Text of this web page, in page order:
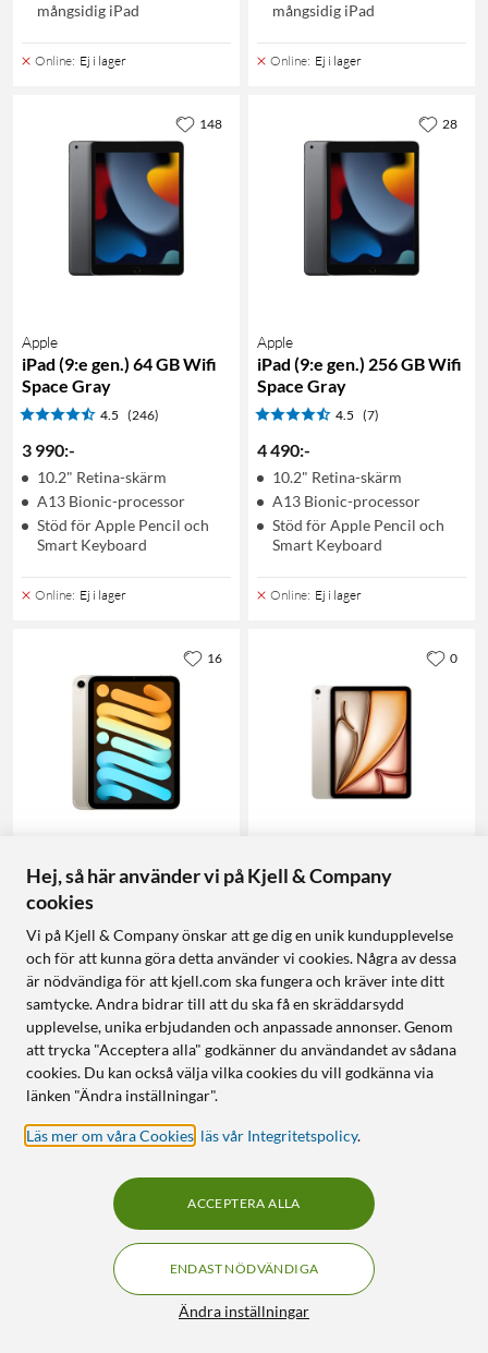
mångsidig iPad
Online: Ej i lager
mångsidig iPad
Online: Ej i lager
Apple
iPad (9:e gen.) 64 GB Wifi
Space Gray
4.5 (246)
3 990:-
10.2" Retina-skärm
A13 Bionic-processor
Stöd för Apple Pencil och
Smart Keyboard
Online: Ej i lager
148
Apple
iPad (9:e gen.) 256 GB Wifi
Space Gray
4.5 (7)
4 490:-
10.2" Retina-skärm
A13 Bionic-processor
Stöd för Apple Pencil och
Smart Keyboard
Online: Ej i lager
28
Apple
iPad mini (6:e gen.) 64 GB
9 690 :-
8,3” Liquid Retina-skärm
med True Tone
A15 Bionic med Neural
Engine
Stöd för Apple Pencil (2
gen.)
16
Apple
8 495:-
Kristallklar Liquid Retina-
skärm på 11 tum
M2-chip – blixtsnabbt och
kraftfullt
0
24
Hej, så här använder vi på Kjell & Company
cookies
Vi på Kjell & Company önskar att ge dig en unik kundupplevelse
och för att kunna göra detta använder vi cookies. Några av dessa
är nödvändiga för att kjell.com ska fungera och kräver inte ditt
samtycke. Andra bidrar till att du ska få en skräddarsydd
upplevelse, unika erbjudanden och anpassade annonser. Genom
att trycka "Acceptera alla" godkänner du användandet av sådana
cookies. Du kan också välja vilka cookies du vill godkänna via
länken "Ändra inställningar".
Läs mer om våra Cookies läs vår Integritetspolicy.
Ändra inställningar
ENDAST NÖDVÄNDIGA
ACCEPTERA ALLA